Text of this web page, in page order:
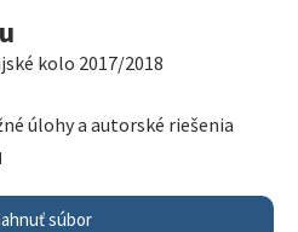
kolo 2017/2018
úlohy a autorské riešenia
súbor